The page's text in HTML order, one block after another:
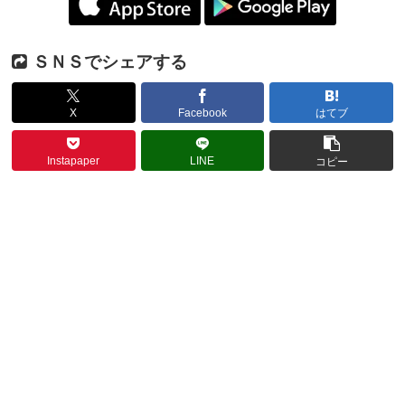
ＳＮＳでシェアする
X Facebook はてブ
Instapaper LINE コピー